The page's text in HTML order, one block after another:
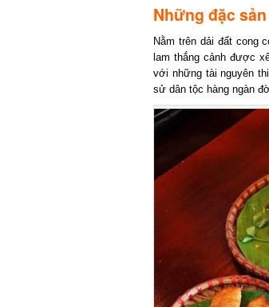
Những đặc
Nằm trên dải đất cong
lam thắng cảnh được
với những tài nguyên
sử dân tộc hàng ngàn